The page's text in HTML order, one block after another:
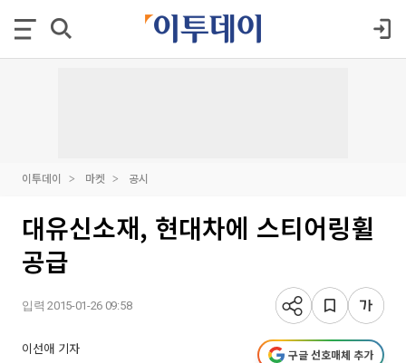
이투데이 마켓 공시
대유신소재, 현대차에 스티어링휠
공급
입력 2015-01-26 09:58
이선애 기자 구글 선호매체 추가